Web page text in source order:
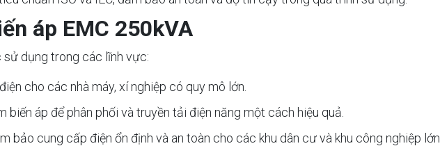
áp EMC 250kVA
dụng trong các lĩnh vực:
cho các nhà máy, xí nghiệp có quy mô lớn.
áp để phân phối và truyền tải điện năng một cách hiệu quả.
bảo cung cấp điện ổn định và an toàn cho các khu dân cư và khu công nghiệp lớn.